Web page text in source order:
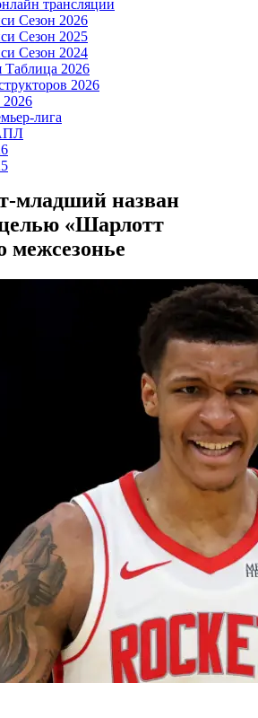
трансляции
Сезон 2026
Сезон 2025
Сезон 2024
Таблица 2026
2026
2026
лига
младший назван
«Шарлотт
межсезонье